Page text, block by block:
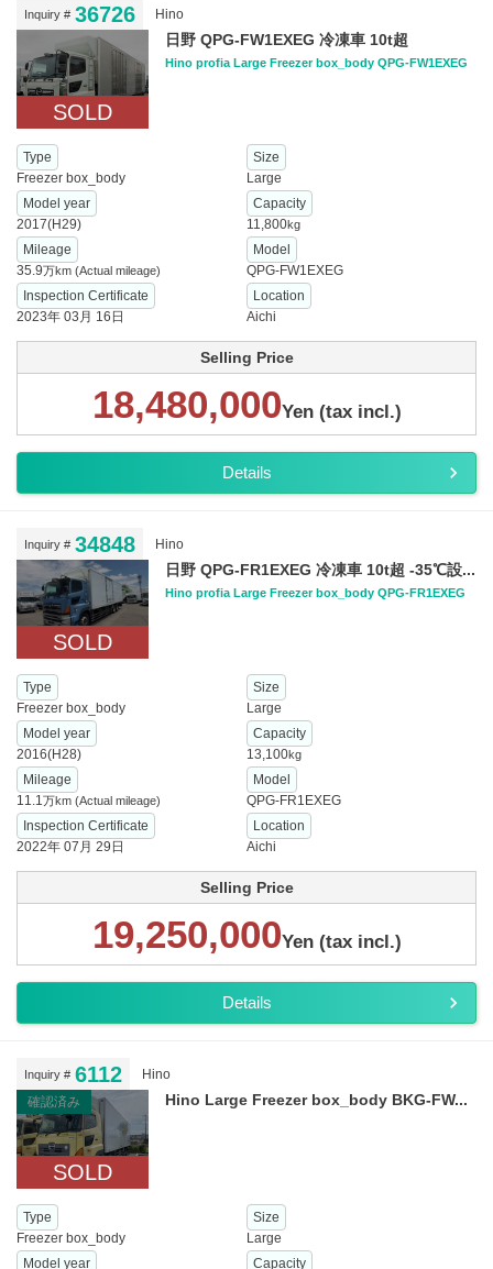
Inquiry # 36726 Hino
SOLD
日野 QPG-FW1EXEG 冷凍車 10t超
Hino profia Large Freezer box_body QPG-FW1EXEG
Type
Freezer box_body
Size
Large
Model year
2017(H29)
Capacity
11,800kg
Mileage
35.9万km (Actual mileage)
Model
QPG-FW1EXEG
Inspection Certificate
2023年 03月 16日
Location
Aichi
Selling Price
18,480,000Yen (tax incl.)
Details
Inquiry # 34848 Hino
SOLD
日野 QPG-FR1EXEG 冷凍車 10t超 -35℃設...
Hino profia Large Freezer box_body QPG-FR1EXEG
Type
Freezer box_body
Size
Large
Model year
2016(H28)
Capacity
13,100kg
Mileage
11.1万km (Actual mileage)
Model
QPG-FR1EXEG
Inspection Certificate
2022年 07月 29日
Location
Aichi
Selling Price
19,250,000Yen (tax incl.)
Details
Inquiry # 6112
Hino
確認済み
SOLD
Hino Large Freezer box_body BKG-FW...
Type
Freezer box_body
Size
Large
Model year
Capacity